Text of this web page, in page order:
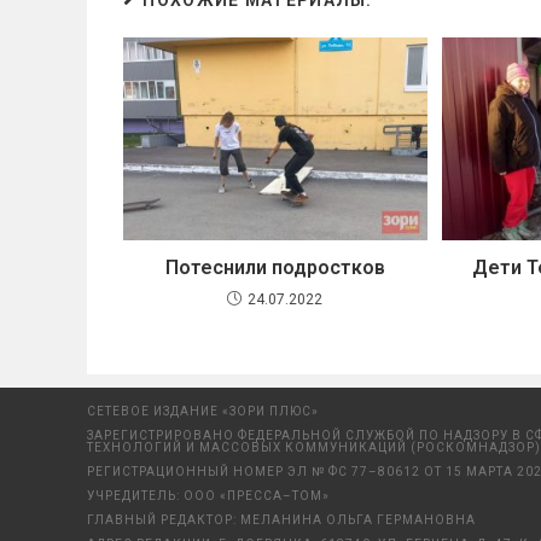
Потеснили подростков
24.07.2022
Дети
СЕТЕВОЕ ИЗДАНИЕ «ЗОРИ ПЛЮС»
ЗАРЕГИСТРИРОВАНО ФЕДЕРАЛЬНОЙ СЛУЖБОЙ ПО НАДЗОРУ В
ТЕХНОЛОГИЙ И МАССОВЫХ КОММУНИКАЦИЙ (РОСКОМНАДЗОР)
РЕГИСТРАЦИОННЫЙ НОМЕР ЭЛ № ФС 77–80612 ОТ 15 МАРТА
УЧРЕДИТЕЛЬ: ООО «ПРЕССА–ТОМ»
ГЛАВНЫЙ РЕДАКТОР: МЕЛАНИНА ОЛЬГА ГЕРМАНОВНА